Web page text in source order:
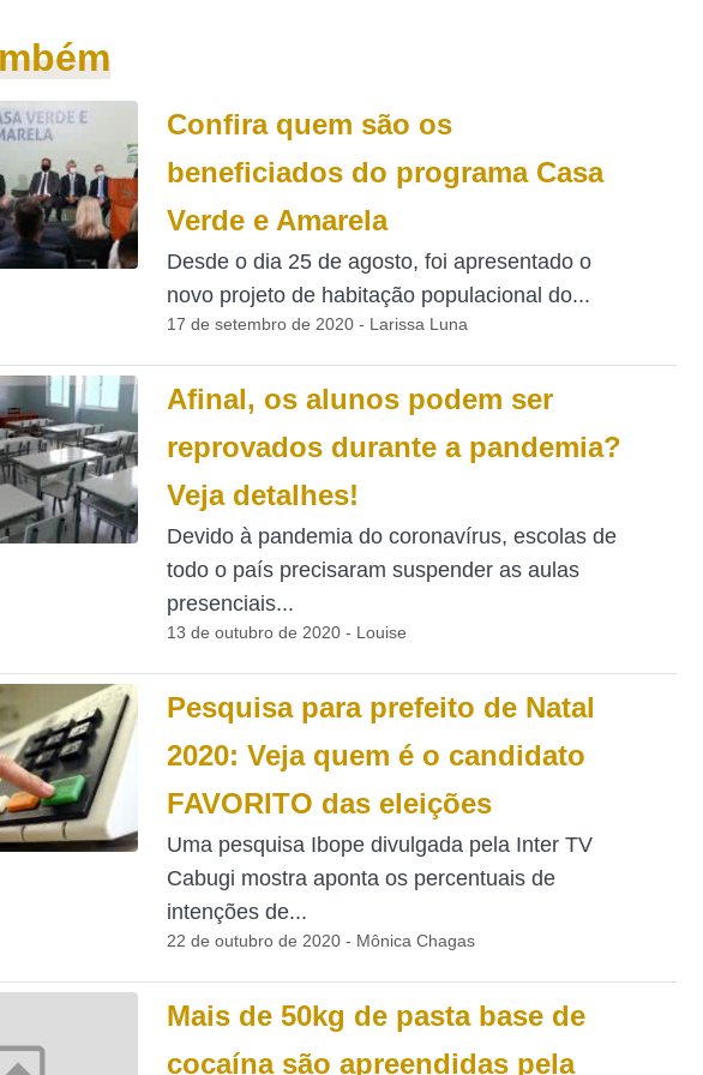
Confira quem são os
beneficiados do programa Casa
Verde e Amarela
Desde o dia 25 de agosto, foi apresentado o
novo projeto de habitação populacional do...
17 de setembro de 2020 - Larissa Luna
Afinal, os alunos podem ser
reprovados durante a pandemia?
Veja detalhes!
Devido à pandemia do coronavírus, escolas de
todo o país precisaram suspender as aulas
presenciais...
13 de outubro de 2020 - Louise
Pesquisa para prefeito de Natal
2020: Veja quem é o candidato
FAVORITO das eleições
Uma pesquisa Ibope divulgada pela Inter TV
Cabugi mostra aponta os percentuais de
intenções de...
22 de outubro de 2020 - Mônica Chagas
Mais de 50kg de pasta base de
cocaína são apreendidas pela